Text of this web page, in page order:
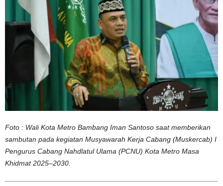
Foto : Wali Kota Metro Bambang Iman Santoso saat memberikan
sambutan pada kegiatan Musyawarah Kerja Cabang (Muskercab) I
Pengurus Cabang Nahdlatul Ulama (PCNU) Kota Metro Masa
Khidmat 2025–2030.